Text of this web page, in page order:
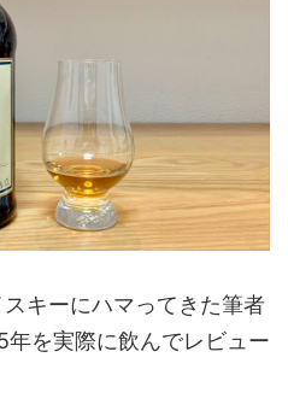
キーにハマってきた筆者
を実際に飲んでレビュー